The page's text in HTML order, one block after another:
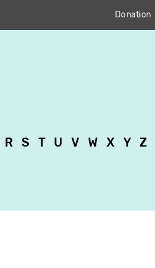
Donation
R S T U V W X Y Z